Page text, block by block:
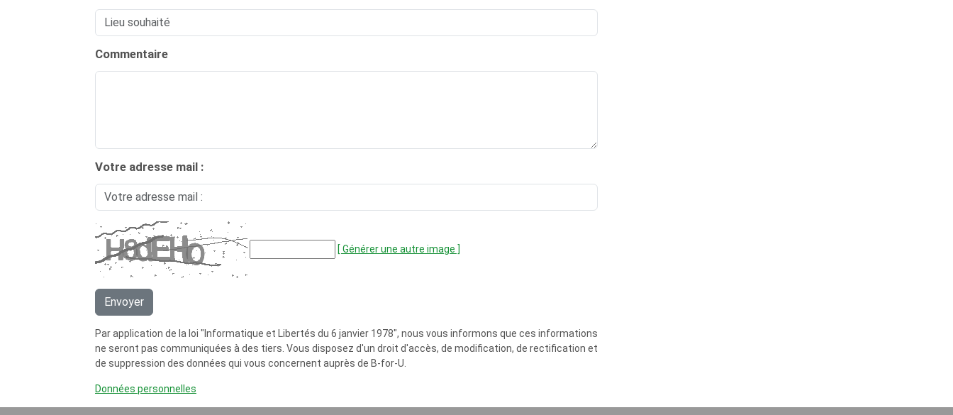
Commentaire
Votre adresse mail :
[ Générer une autre image ]
Par application de la loi "Informatique et Libertés du 6 janvier 1978", nous vous informons que ces informations
ne seront pas communiquées à des tiers. Vous disposez d'un droit d'accès, de modification, de rectification et
de suppression des données qui vous concernent auprès de B-for-U.
Données personnelles